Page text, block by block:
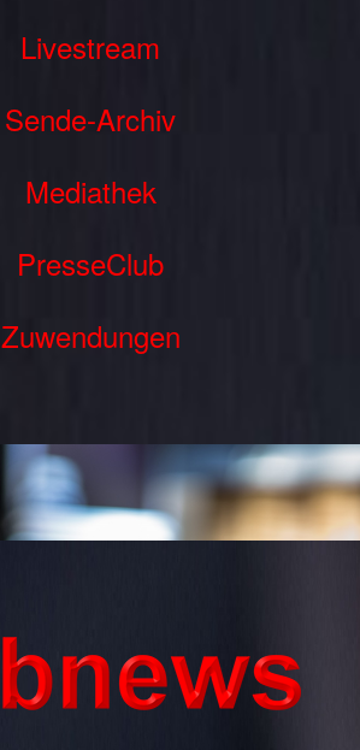
Livestream
Sende-Archiv
Mediathek
PresseClub
Zuwendungen